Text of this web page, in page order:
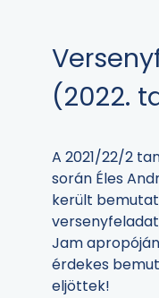
(2022.
A 2021/22/2
során Éles
került
Jam
érdekes
eljöttek!